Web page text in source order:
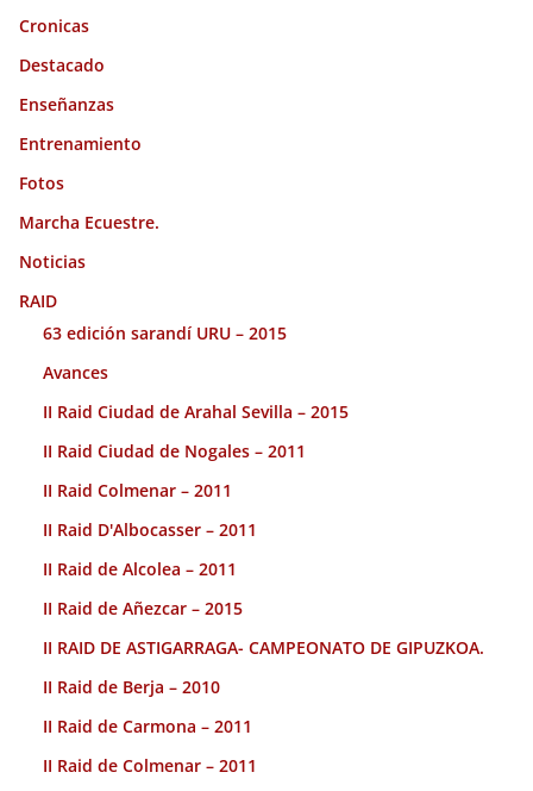
Cronicas
Destacado
Enseñanzas
Entrenamiento
Fotos
Marcha Ecuestre.
Noticias
RAID
63 edición sarandí URU – 2015
Avances
II Raid Ciudad de Arahal Sevilla – 2015
II Raid Ciudad de Nogales – 2011
II Raid Colmenar – 2011
II Raid D'Albocasser – 2011
II Raid de Alcolea – 2011
II Raid de Añezcar – 2015
II RAID DE ASTIGARRAGA- CAMPEONATO DE GIPUZKOA.
II Raid de Berja – 2010
II Raid de Carmona – 2011
II Raid de Colmenar – 2011